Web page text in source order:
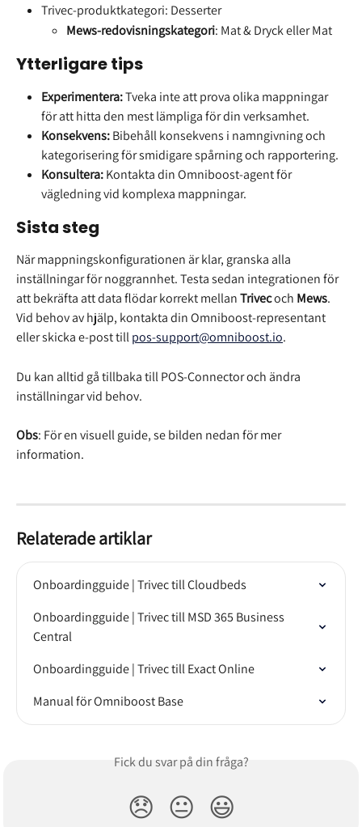
Trivec-produktkategori: Desserter
Mews-redovisningskategori: Mat & Dryck eller Mat
Ytterligare tips
Experimentera: Tveka inte att prova olika mappningar
för att hitta den mest lämpliga för din verksamhet.
Konsekvens: Bibehåll konsekvens i namngivning och
kategorisering för smidigare spårning och rapportering.
Konsultera: Kontakta din Omniboost-agent för
vägledning vid komplexa mappningar.
Sista steg
När mappningskonfigurationen är klar, granska alla
inställningar för noggrannhet. Testa sedan integrationen för
att bekräfta att data flödar korrekt mellan Trivec och Mews.
Vid behov av hjälp, kontakta din Omniboost-representant
eller skicka e-post till pos-support@omniboost.io.
Du kan alltid gå tillbaka till POS-Connector och ändra
inställningar vid behov.
Obs: För en visuell guide, se bilden nedan för mer
information.
Relaterade artiklar
Onboardingguide | Trivec till Cloudbeds
Onboardingguide | Trivec till MSD 365 Business
Central
Onboardingguide | Trivec till Exact Online
Manual för Omniboost Base
Fick du svar på din fråga?
😞 😐 😃